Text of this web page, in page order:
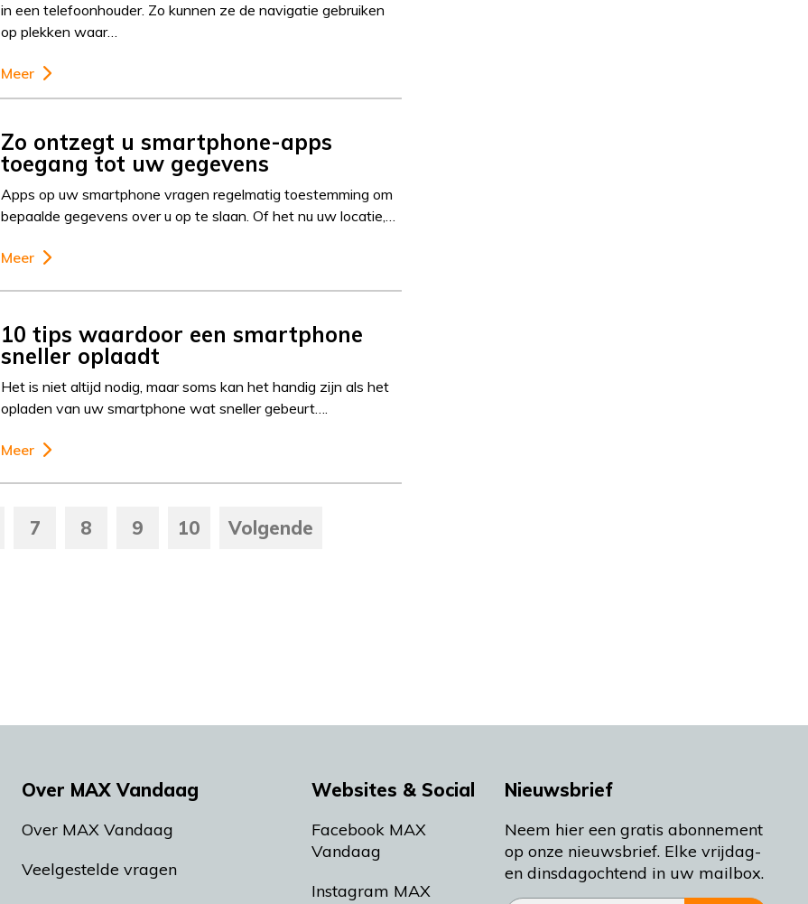
in een telefoonhouder. Zo kunnen ze de navigatie gebruiken
op plekken waar…
Meer
Zo ontzegt u smartphone-apps
toegang tot uw gegevens
Apps op uw smartphone vragen regelmatig toestemming om
bepaalde gegevens over u op te slaan. Of het nu uw locatie,…
Meer
10 tips waardoor een smartphone
sneller oplaadt
Het is niet altijd nodig, maar soms kan het handig zijn als het
opladen van uw smartphone wat sneller gebeurt….
Meer
7 8 9 10 Volgende
Over MAX Vandaag
Over MAX Vandaag
Veelgestelde vragen
Websites & Social
Facebook MAX
Vandaag
Instagram MAX
Nieuwsbrief
Neem hier een gratis abonnement
op onze nieuwsbrief. Elke vrijdag-
en dinsdagochtend in uw mailbox.